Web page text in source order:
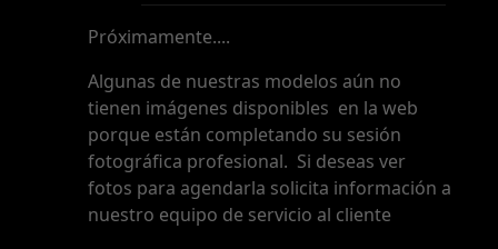
Próximamente....
Algunas de nuestras modelos aún no
tienen imágenes disponibles en la web
porque están completando su sesión
fotográfica profesional. Si deseas ver
fotos para agendarla solicita información a
nuestro equipo de servicio al cliente